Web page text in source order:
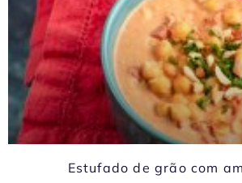
Estufado de grão com